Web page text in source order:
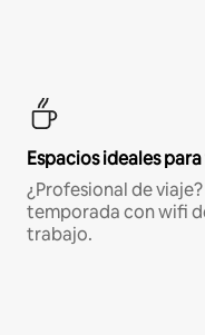
Espacios ideales
¿Profesional de
temporada con wifi
trabajo.